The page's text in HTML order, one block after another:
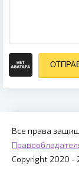
Все права
Copyright 2020 -